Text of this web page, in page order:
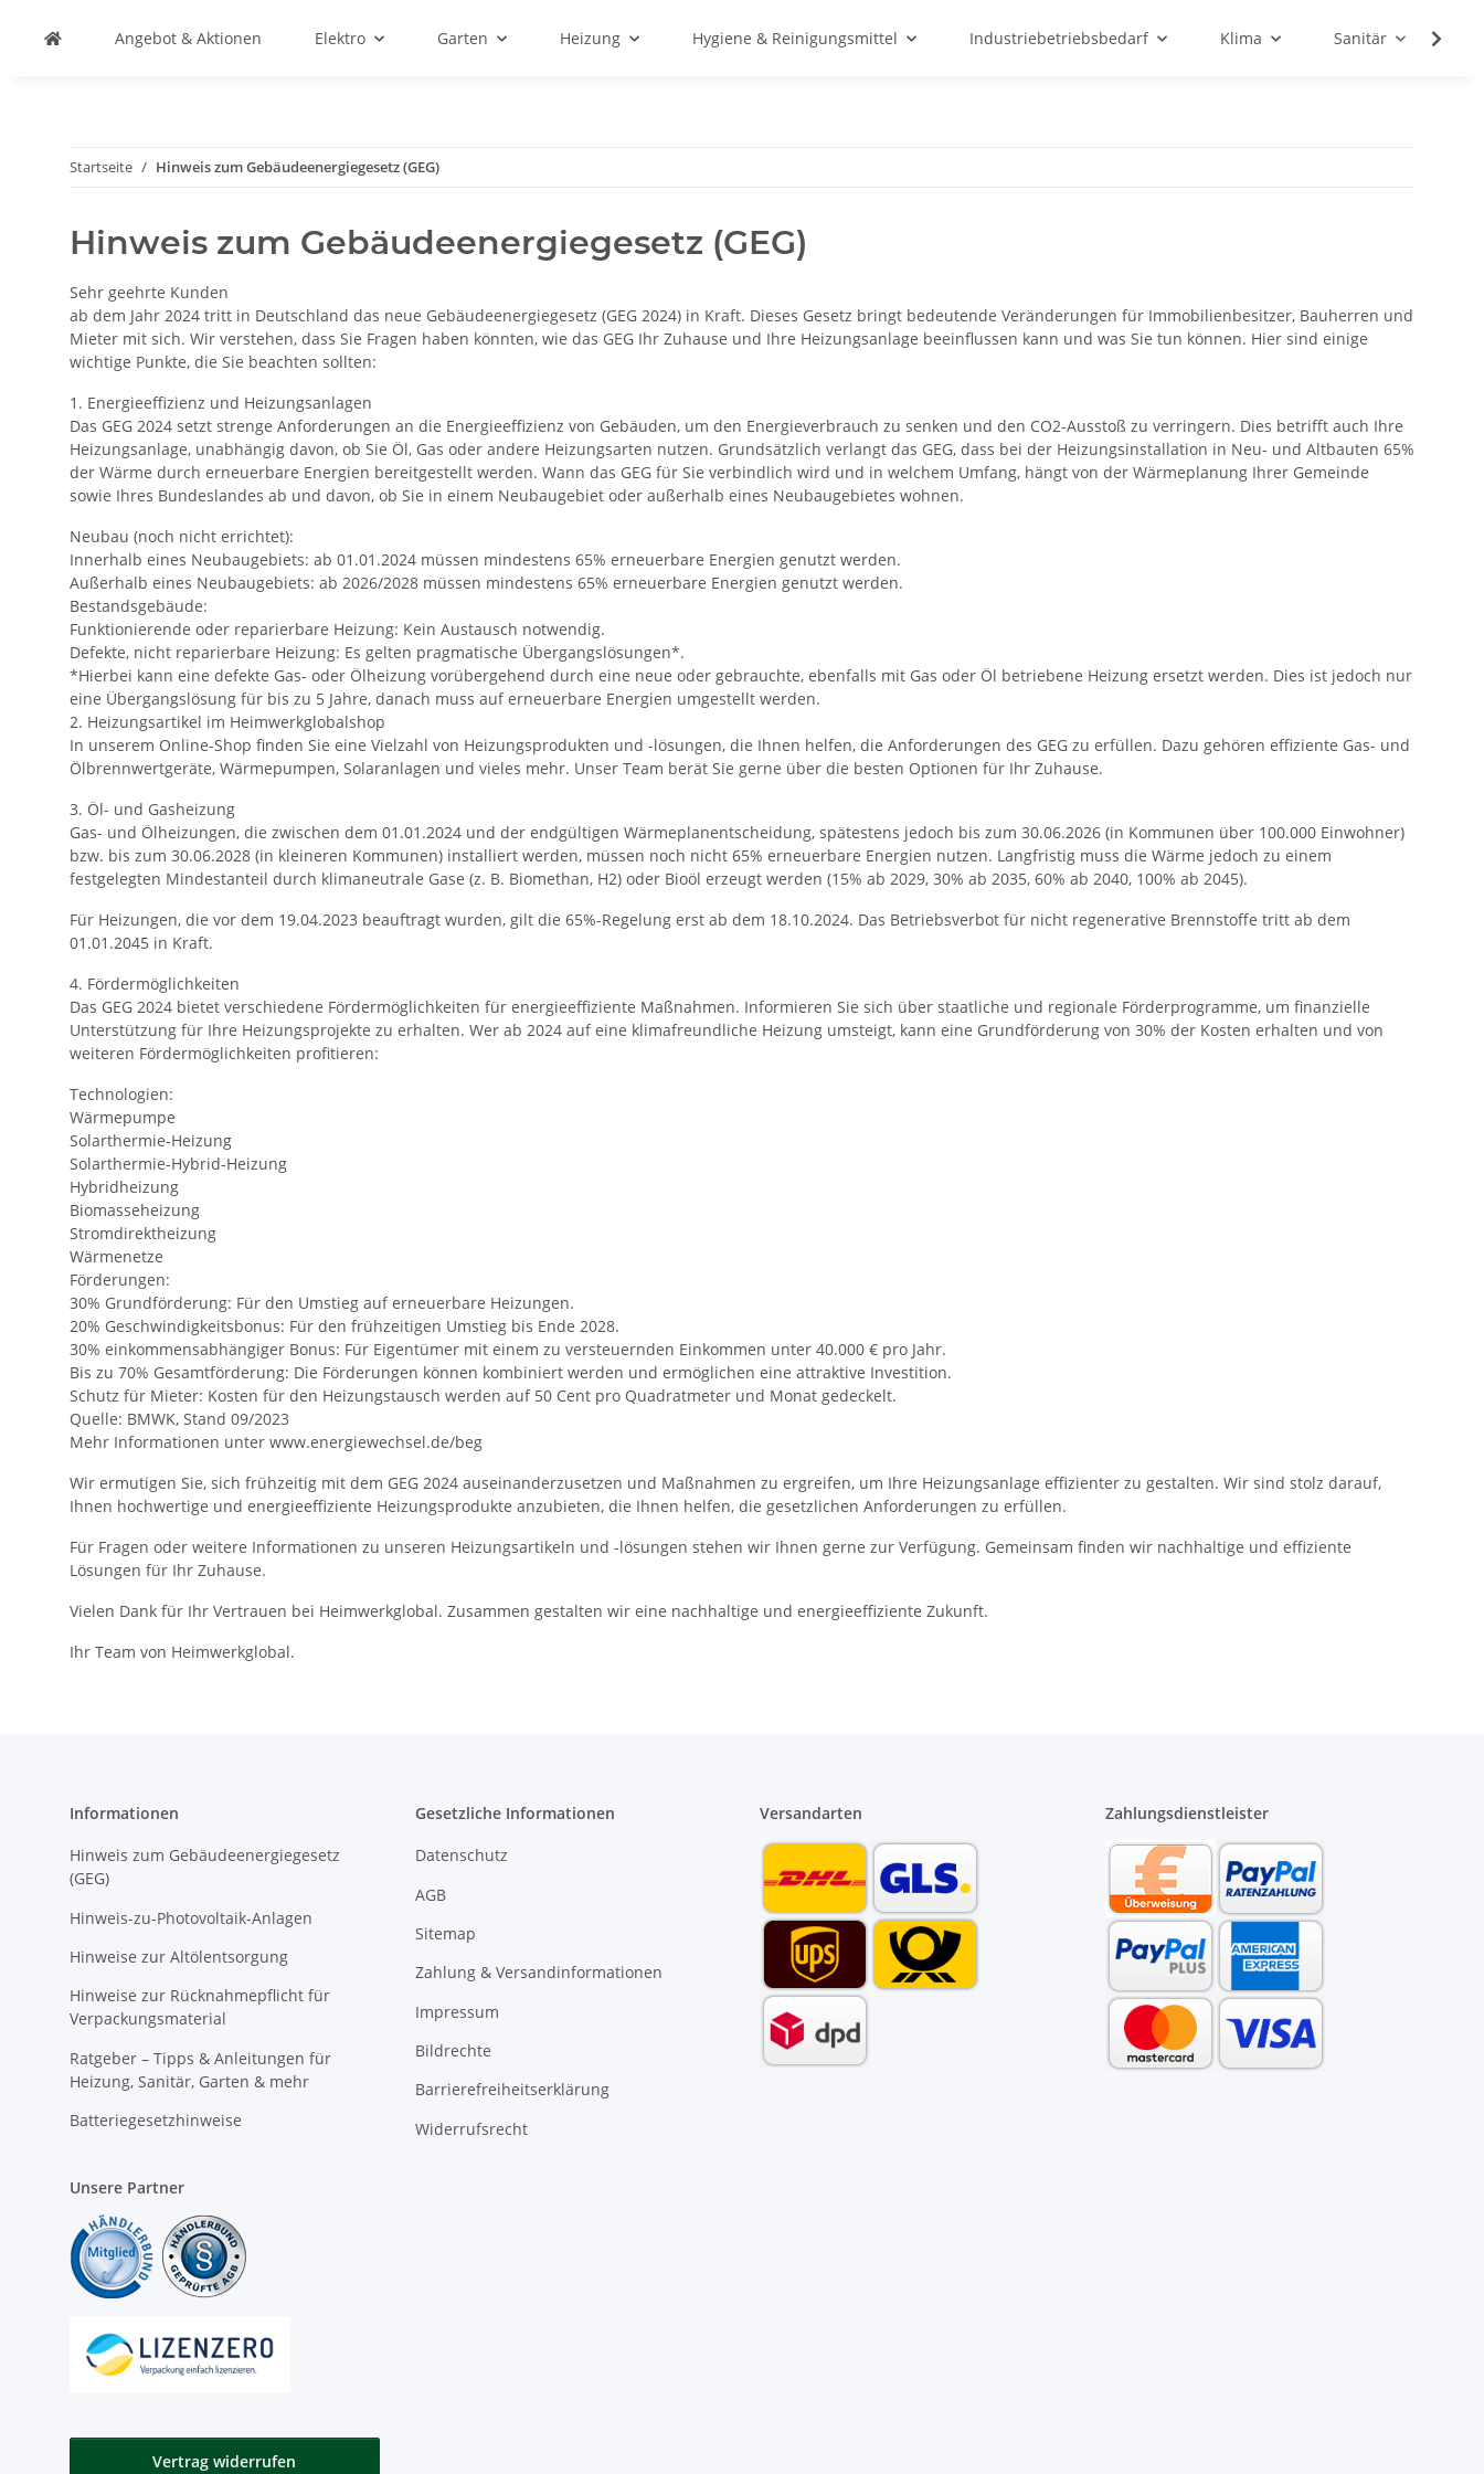
Angebot & Aktionen Elektro Garten Heizung Hygiene & Reinigungsmittel Industriebetriebsbedarf Klima Sanitär
Startseite Hinweis zum Gebäudeenergiegesetz (GEG)
Hinweis zum Gebäudeenergiegesetz (GEG)
Sehr geehrte Kunden
ab dem Jahr 2024 tritt in Deutschland das neue Gebäudeenergiegesetz (GEG 2024) in Kraft. Dieses Gesetz bringt bedeutende Veränderungen für Immobilienbesitzer, Bauherren und
Mieter mit sich. Wir verstehen, dass Sie Fragen haben könnten, wie das GEG Ihr Zuhause und Ihre Heizungsanlage beeinflussen kann und was Sie tun können. Hier sind einige
wichtige Punkte, die Sie beachten sollten:
1. Energieeffizienz und Heizungsanlagen
Das GEG 2024 setzt strenge Anforderungen an die Energieeffizienz von Gebäuden, um den Energieverbrauch zu senken und den CO2-Ausstoß zu verringern. Dies betrifft auch Ihre
Heizungsanlage, unabhängig davon, ob Sie Öl, Gas oder andere Heizungsarten nutzen. Grundsätzlich verlangt das GEG, dass bei der Heizungsinstallation in Neu- und Altbauten 65%
der Wärme durch erneuerbare Energien bereitgestellt werden. Wann das GEG für Sie verbindlich wird und in welchem Umfang, hängt von der Wärmeplanung Ihrer Gemeinde
sowie Ihres Bundeslandes ab und davon, ob Sie in einem Neubaugebiet oder außerhalb eines Neubaugebietes wohnen.
Neubau (noch nicht errichtet):
Innerhalb eines Neubaugebiets: ab 01.01.2024 müssen mindestens 65% erneuerbare Energien genutzt werden.
Außerhalb eines Neubaugebiets: ab 2026/2028 müssen mindestens 65% erneuerbare Energien genutzt werden.
Bestandsgebäude:
Funktionierende oder reparierbare Heizung: Kein Austausch notwendig.
Defekte, nicht reparierbare Heizung: Es gelten pragmatische Übergangslösungen*.
*Hierbei kann eine defekte Gas- oder Ölheizung vorübergehend durch eine neue oder gebrauchte, ebenfalls mit Gas oder Öl betriebene Heizung ersetzt werden. Dies ist jedoch nur
eine Übergangslösung für bis zu 5 Jahre, danach muss auf erneuerbare Energien umgestellt werden.
2. Heizungsartikel im Heimwerkglobalshop
In unserem Online-Shop finden Sie eine Vielzahl von Heizungsprodukten und -lösungen, die Ihnen helfen, die Anforderungen des GEG zu erfüllen. Dazu gehören effiziente Gas- und
Ölbrennwertgeräte, Wärmepumpen, Solaranlagen und vieles mehr. Unser Team berät Sie gerne über die besten Optionen für Ihr Zuhause.
3. Öl- und Gasheizung
Gas- und Ölheizungen, die zwischen dem 01.01.2024 und der endgültigen Wärmeplanentscheidung, spätestens jedoch bis zum 30.06.2026 (in Kommunen über 100.000 Einwohner)
bzw. bis zum 30.06.2028 (in kleineren Kommunen) installiert werden, müssen noch nicht 65% erneuerbare Energien nutzen. Langfristig muss die Wärme jedoch zu einem
festgelegten Mindestanteil durch klimaneutrale Gase (z. B. Biomethan, H2) oder Bioöl erzeugt werden (15% ab 2029, 30% ab 2035, 60% ab 2040, 100% ab 2045).
Für Heizungen, die vor dem 19.04.2023 beauftragt wurden, gilt die 65%-Regelung erst ab dem 18.10.2024. Das Betriebsverbot für nicht regenerative Brennstoffe tritt ab dem
01.01.2045 in Kraft.
4. Fördermöglichkeiten
Das GEG 2024 bietet verschiedene Fördermöglichkeiten für energieeffiziente Maßnahmen. Informieren Sie sich über staatliche und regionale Förderprogramme, um finanzielle
Unterstützung für Ihre Heizungsprojekte zu erhalten. Wer ab 2024 auf eine klimafreundliche Heizung umsteigt, kann eine Grundförderung von 30% der Kosten erhalten und von
weiteren Fördermöglichkeiten profitieren:
Technologien:
Wärmepumpe
Solarthermie-Heizung
Solarthermie-Hybrid-Heizung
Hybridheizung
Biomasseheizung
Stromdirektheizung
Wärmenetze
Förderungen:
30% Grundförderung: Für den Umstieg auf erneuerbare Heizungen.
20% Geschwindigkeitsbonus: Für den frühzeitigen Umstieg bis Ende 2028.
30% einkommensabhängiger Bonus: Für Eigentümer mit einem zu versteuernden Einkommen unter 40.000 € pro Jahr.
Bis zu 70% Gesamtförderung: Die Förderungen können kombiniert werden und ermöglichen eine attraktive Investition.
Schutz für Mieter: Kosten für den Heizungstausch werden auf 50 Cent pro Quadratmeter und Monat gedeckelt.
Quelle: BMWK, Stand 09/2023
Mehr Informationen unter www.energiewechsel.de/beg
Wir ermutigen Sie, sich frühzeitig mit dem GEG 2024 auseinanderzusetzen und Maßnahmen zu ergreifen, um Ihre Heizungsanlage effizienter zu gestalten. Wir sind stolz darauf,
Ihnen hochwertige und energieeffiziente Heizungsprodukte anzubieten, die Ihnen helfen, die gesetzlichen Anforderungen zu erfüllen.
Für Fragen oder weitere Informationen zu unseren Heizungsartikeln und -lösungen stehen wir Ihnen gerne zur Verfügung. Gemeinsam finden wir nachhaltige und effiziente
Lösungen für Ihr Zuhause.
Vielen Dank für Ihr Vertrauen bei Heimwerkglobal. Zusammen gestalten wir eine nachhaltige und energieeffiziente Zukunft.
Ihr Team von Heimwerkglobal.
Informationen
Hinweis zum Gebäudeenergiegesetz
(GEG)
Hinweis-zu-Photovoltaik-Anlagen
Hinweise zur Altölentsorgung
Hinweise zur Rücknahmepflicht für
Verpackungsmaterial
Ratgeber – Tipps & Anleitungen für
Heizung, Sanitär, Garten & mehr
Batteriegesetzhinweise
Gesetzliche Informationen
Datenschutz
AGB
Sitemap
Zahlung & Versandinformationen
Impressum
Bildrechte
Barrierefreiheitserklärung
Widerrufsrecht
Versandarten Zahlungsdienstleister
Unsere Partner
Vertrag widerrufen